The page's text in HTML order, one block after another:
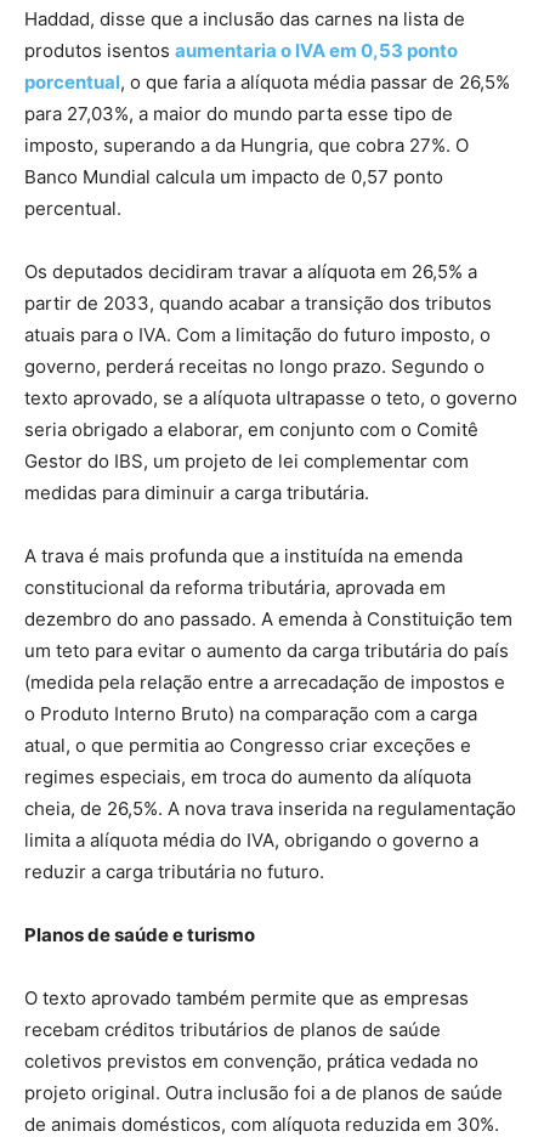
Haddad, disse que a inclusão das carnes na lista de
produtos isentos aumentaria o IVA em 0,53 ponto
porcentual, o que faria a alíquota média passar de 26,5%
para 27,03%, a maior do mundo parta esse tipo de
imposto, superando a da Hungria, que cobra 27%. O
Banco Mundial calcula um impacto de 0,57 ponto
percentual.
Os deputados decidiram travar a alíquota em 26,5% a
partir de 2033, quando acabar a transição dos tributos
atuais para o IVA. Com a limitação do futuro imposto, o
governo, perderá receitas no longo prazo. Segundo o
texto aprovado, se a alíquota ultrapasse o teto, o governo
seria obrigado a elaborar, em conjunto com o Comitê
Gestor do IBS, um projeto de lei complementar com
medidas para diminuir a carga tributária.
A trava é mais profunda que a instituída na emenda
constitucional da reforma tributária, aprovada em
dezembro do ano passado. A emenda à Constituição tem
um teto para evitar o aumento da carga tributária do país
(medida pela relação entre a arrecadação de impostos e
o Produto Interno Bruto) na comparação com a carga
atual, o que permitia ao Congresso criar exceções e
regimes especiais, em troca do aumento da alíquota
cheia, de 26,5%. A nova trava inserida na regulamentação
limita a alíquota média do IVA, obrigando o governo a
reduzir a carga tributária no futuro.
Planos de saúde e turismo
O texto aprovado também permite que as empresas
recebam créditos tributários de planos de saúde
coletivos previstos em convenção, prática vedada no
projeto original. Outra inclusão foi a de planos de saúde
de animais domésticos, com alíquota reduzida em 30%.